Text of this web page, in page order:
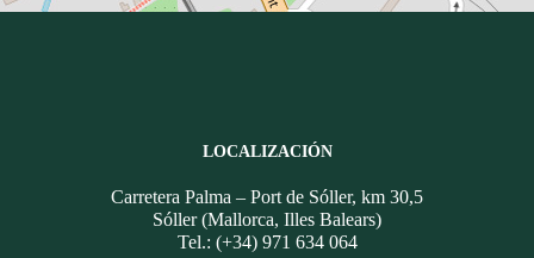
LOCALIZACIÓN
Carretera Palma – Port de Sóller, km 30,5
Sóller (Mallorca, Illes Balears)
Tel.: (+34) 971 634 064